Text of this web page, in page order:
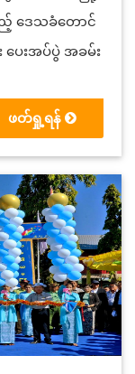
ည့် ဒေသခံတောင်
ပေးအပ်ပွဲ အခမ်း
ဖတ်ရှု့ရန်